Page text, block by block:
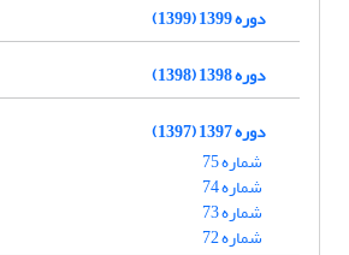
دوره 1399 (1399)
دوره 1398 (1398)
دوره 1397 (1397)
شماره 75
شماره 74
شماره 73
شماره 72